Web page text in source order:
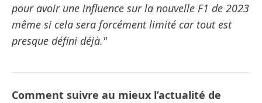
pour avoir une influence sur la nouvelle F1 de 2023
même si cela sera forcément limité car tout est
presque défini déjà."
Comment suivre au mieux l’actualité de